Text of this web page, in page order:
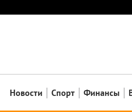
Новости Спорт Финансы